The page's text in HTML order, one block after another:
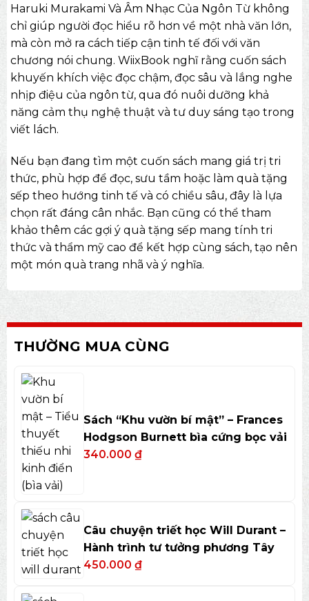
Haruki Murakami Và Âm Nhạc Của Ngôn Từ không
chỉ giúp người đọc hiểu rõ hơn về một nhà văn lớn,
mà còn mở ra cách tiếp cận tinh tế đối với văn
chương nói chung. WiixBook nghĩ rằng cuốn sách
khuyến khích việc đọc chậm, đọc sâu và lắng nghe
nhịp điệu của ngôn từ, qua đó nuôi dưỡng khả
năng cảm thụ nghệ thuật và tư duy sáng tạo trong
viết lách.
Nếu bạn đang tìm một cuốn sách mang giá trị tri
thức, phù hợp để đọc, sưu tầm hoặc làm quà tặng
sếp theo hướng tinh tế và có chiều sâu, đây là lựa
chọn rất đáng cân nhắc. Bạn cũng có thể tham
khảo thêm các gợi ý quà tặng sếp mang tính tri
thức và thẩm mỹ cao để kết hợp cùng sách, tạo nên
một món quà trang nhã và ý nghĩa.
THƯỜNG MUA CÙNG
Sách “Khu vườn bí mật” – Frances
Hodgson Burnett bìa cứng bọc vải
340.000 ₫
Câu chuyện triết học Will Durant –
Hành trình tư tưởng phương Tây
450.000 ₫